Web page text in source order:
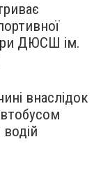
ДЮСШ ім.
внаслідок